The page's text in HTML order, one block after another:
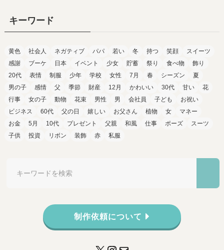
キーワード
黄色 社会人 ネガティブ パパ 若い 冬 持つ 笑顔
スイーツ
感謝
ブーケ 日本 イベント 少女 貯蓄 祭り 食べ物
飾り
20代
表情 制服 少年 学校 女性 7月 春 シーズン
夏
男の子
感情 父 季節 財産 12月 かわいい 30代 甘い
花
行事
女の子 動物 花束 男性 男 会社員 子ども
お祝い
ビジネス
60代 父の日 嬉しい お父さん 植物 女
マネー
お金
5月 10代 プレゼント 父親 和風 仕事 ポーズ
スーツ
子供
投資 リボン 装飾 赤 私服
制作依頼について